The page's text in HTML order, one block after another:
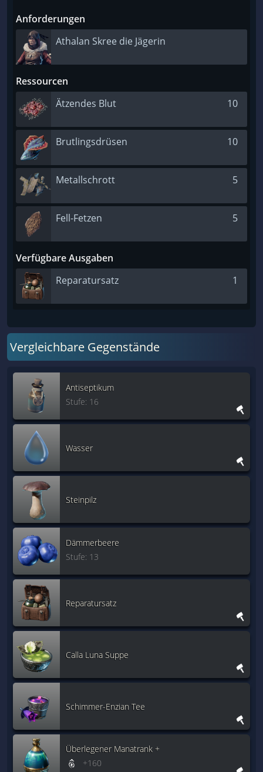
Anforderungen
Athalan Skree die Jägerin
Ressourcen
Ätzendes Blut
10
Brutlingsdrüsen 10
Metallschrott 5
Fell-Fetzen 5
Verfügbare Ausgaben
Reparatursatz
1
Vergleichbare Gegenstände
Antiseptikum
Stufe: 16
Wasser
Steinpilz
Dämmerbeere
Stufe: 13
Reparatursatz
Calla Luna Suppe
Schimmer-Enzian Tee
Überlegener Manatrank +
+160